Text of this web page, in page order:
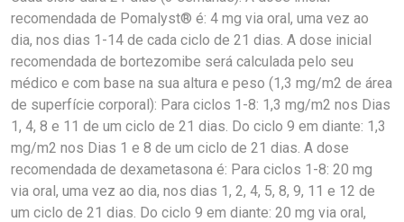
recomendada de Pomalyst® é: 4 mg via oral, uma vez ao
dia, nos dias 1-14 de cada ciclo de 21 dias. A dose inicial
recomendada de bortezomibe será calculada pelo seu
médico e com base na sua altura e peso (1,3 mg/m2 de área
de superfície corporal): Para ciclos 1-8: 1,3 mg/m2 nos Dias
1, 4, 8 e 11 de um ciclo de 21 dias. Do ciclo 9 em diante: 1,3
mg/m2 nos Dias 1 e 8 de um ciclo de 21 dias. A dose
recomendada de dexametasona é: Para ciclos 1-8: 20 mg
via oral, uma vez ao dia, nos dias 1, 2, 4, 5, 8, 9, 11 e 12 de
um ciclo de 21 dias. Do ciclo 9 em diante: 20 mg via oral,